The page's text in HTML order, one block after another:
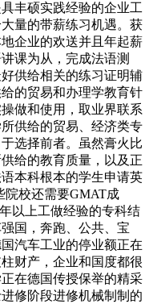
丰硕实践经验的企业工
量的带薪练习机遇。获
企业的欢送并且年起薪
课为从，完成法语测
供给相关的练习证明辅
的贸易和办理学教育针
做和使用，取业界联系
供给的贸易、经济类专
选择前者。虽然膏火比
给的教育质量，以及正
本科根本的学生申请英
院校还需要GMAT成
以上工做经验的专科结
国，奔跑、公共、宝
汽车工业的停业额正在
财产，企业和国度都很
在德国传授保举的精采
修阶段进修机械制制的